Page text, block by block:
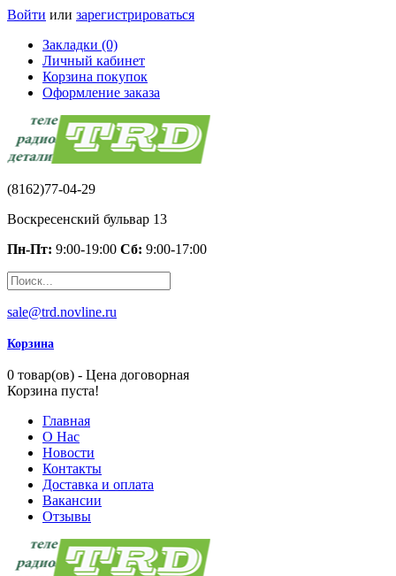
Войти или зарегистрироваться
Закладки (0)
Личный кабинет
Корзина покупок
Оформление заказа
(8162)77-04-29
Воскресенский бульвар 13
Пн-Пт: 9:00-19:00 Сб: 9:00-17:00
sale@trd.novline.ru
Корзина
0 товар(ов) - Цена договорная
Корзина пуста!
Главная
О Нас
Новости
Контакты
Доставка и оплата
Вакансии
Отзывы